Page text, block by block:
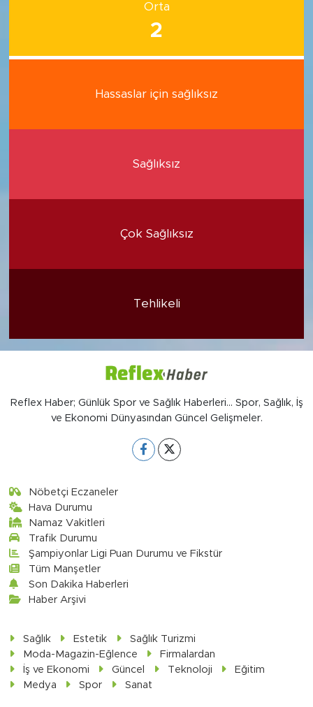
Orta
2
Hassaslar için sağlıksız
Sağlıksız
Çok Sağlıksız
Tehlikeli
Reflex Haber; Günlük Spor ve Sağlık Haberleri... Spor, Sağlık, İş
ve Ekonomi Dünyasından Güncel Gelişmeler.
Nöbetçi Eczaneler
Hava Durumu
Namaz Vakitleri
Trafik Durumu
Şampiyonlar Ligi Puan Durumu ve Fikstür
Tüm Manşetler
Son Dakika Haberleri
Haber Arşivi
Sağlık Estetik
Sağlık Turizmi
Moda-Magazin-Eğlence
Firmalardan
İş ve Ekonomi
Güncel Teknoloji
Eğitim
Medya
Spor Sanat